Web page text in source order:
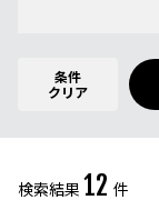
商品名
イラストレーター
レアリティ
条件
クリア
検索結果 12 件